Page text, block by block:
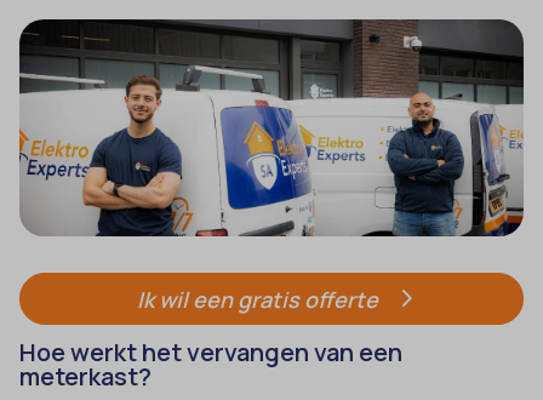
Ik wil een gratis offerte
Hoe werkt het vervangen van een
meterkast?